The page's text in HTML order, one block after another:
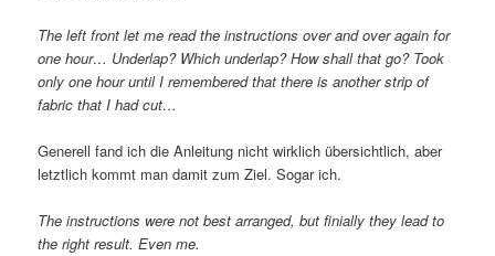
The left front let me read the instructions over and over again for
one hour… Underlap? Which underlap? How shall that go? Took
only one hour until I remembered that there is another strip of
fabric that I had cut…
Generell fand ich die Anleitung nicht wirklich übersichtlich, aber
letztlich kommt man damit zum Ziel. Sogar ich.
The instructions were not best arranged, but finially they lead to
the right result. Even me.